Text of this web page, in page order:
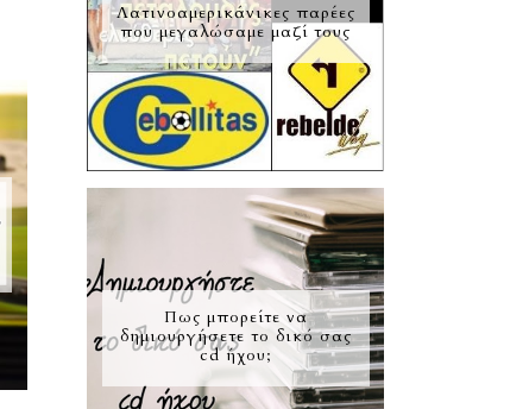
Λατινοαμερικάνικες παρέες
που μεγαλώσαμε μαζί τους
Πως μπορείτε να
δημιουργήσετε το δικό σας
cd ήχου;